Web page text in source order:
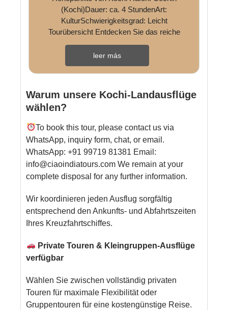
(Kochi)Dauer: ca. 4 StundenArt:
KulturSchwierigkeitsgrad: Leicht
Tourübersicht Entdecken Sie das reiche
koloniale und kulturelle Erbe ...
leer más
Warum unsere Kochi-Landausflüge
wählen?
To book this tour, please contact us via
WhatsApp, inquiry form, chat, or email.
WhatsApp: +91 99719 81381 Email:
info@ciaoindiatours.com We remain at your
complete disposal for any further information.
Wir koordinieren jeden Ausflug sorgfältig
entsprechend den Ankunfts- und Abfahrtszeiten
Ihres Kreuzfahrtschiffes.
Private Touren & Kleingruppen-Ausflüge
verfügbar
Wählen Sie zwischen vollständig privaten
Touren für maximale Flexibilität oder
Gruppentouren für eine kostengünstige Reise.